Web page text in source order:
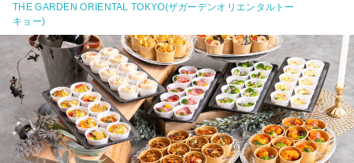
THE GARDEN ORIENTAL TOKYO(ザガーデンオリエンタルトー
キョー)